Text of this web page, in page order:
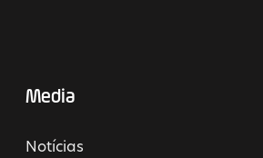
Media
Notícias